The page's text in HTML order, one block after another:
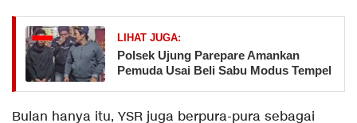
LIHAT JUGA:
Polsek Ujung Parepare Amankan
Pemuda Usai Beli Sabu Modus Tempel
Bulan hanya itu, YSR juga berpura-pura sebagai